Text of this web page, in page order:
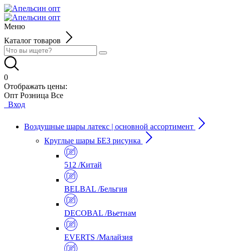
Меню
Каталог товаров
0
Отображать цены:
Опт Розница Все
Вход
Воздушные шары латекс | основной ассортимент
Круглые шары БЕЗ рисунка
512 /Китай
BELBAL /Бельгия
DECOBAL /Вьетнам
EVERTS /Малайзия